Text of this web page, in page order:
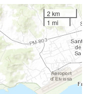
2 km
1 mi